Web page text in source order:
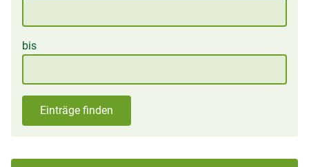
bis
Einträge finden